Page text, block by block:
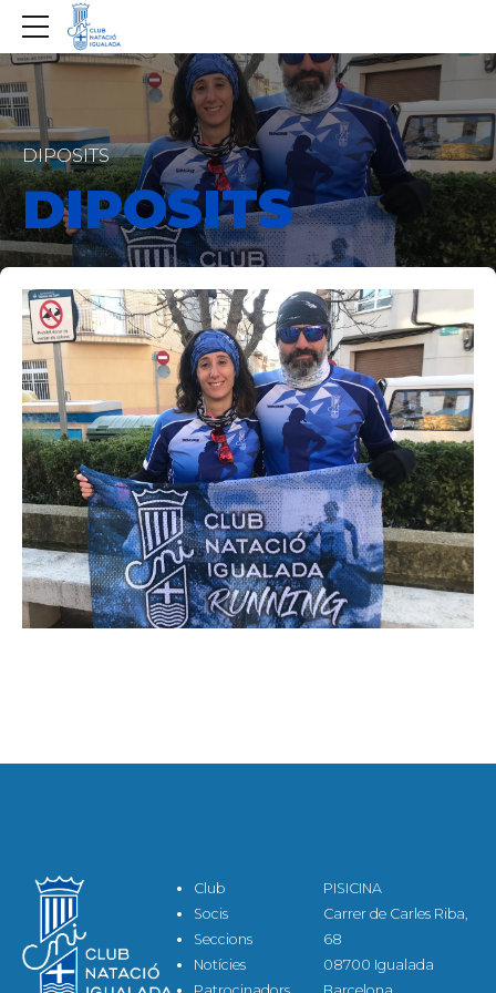
DIPOSITS
DIPOSITS
Club
Socis
Seccions
Notícies
PISICINA
Carrer de Carles Riba,
68
08700 Igualada